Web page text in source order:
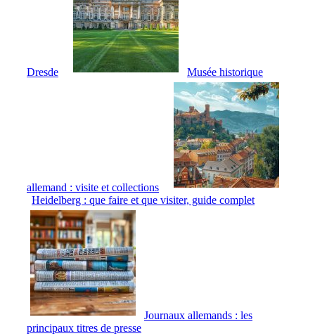
Dresde Musée historique
allemand : visite et collections
Heidelberg : que faire et que visiter, guide complet
Journaux allemands : les
principaux titres de presse